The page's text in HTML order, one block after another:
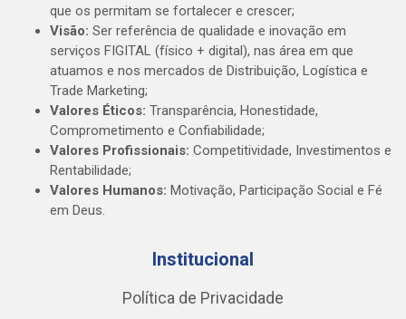
que os permitam se fortalecer e crescer;
Visão: Ser referência de qualidade e inovação em
serviços FIGITAL (físico + digital), nas área em que
atuamos e nos mercados de Distribuição, Logística e
Trade Marketing;
Valores Éticos: Transparência, Honestidade,
Comprometimento e Confiabilidade;
Valores Profissionais: Competitividade, Investimentos e
Rentabilidade;
Valores Humanos: Motivação, Participação Social e Fé
em Deus.
Institucional
Política de Privacidade